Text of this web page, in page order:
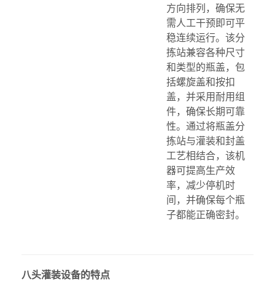
方向排列，确保无
需人工干预即可平
稳连续运行。该分
拣站兼容各种尺寸
和类型的瓶盖，包
括螺旋盖和按扣
盖，并采用耐用组
件，确保长期可靠
性。通过将瓶盖分
拣站与灌装和封盖
工艺相结合，该机
器可提高生产效
率，减少停机时
间，并确保每个瓶
子都能正确密封。
八头灌装设备的特点